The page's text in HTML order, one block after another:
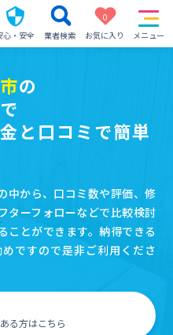
心・安全 業者検索
0
お気に入り
メニュー
の
と口コミで簡単
中から、口コミ数や評価、修
ターフォローなどで比較検討
ことができます。納得できる
ですので是非ご利用くださ
る方はこちら